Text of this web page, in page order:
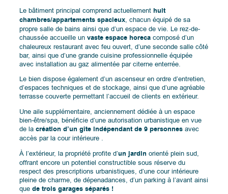
Le bâtiment principal comprend actuellement huit
chambres/appartements spacieux, chacun équipé de sa
propre salle de bains ainsi que d’un espace de vie. Le rez-de-
chaussée accueille unvaste espace horeca composé d’un
chaleureux restaurant avec feu ouvert, d’une seconde salle côté
bar, ainsi que d’une grande cuisine professionnelle équipée
avec installation au gaz alimentée par citerne enterrée.
Le bien dispose également d’un ascenseur en ordre d’entretien,
d’espaces techniques et de stockage, ainsi que d’une agréable
terrasse couverte permettant l’accueil de clients en extérieur.
Une aile supplémentaire, anciennement dédiée à un espace
bien-être/spa, bénéficie d’une autorisation urbanistique en vue
de lacréation d’un gîte indépendant de 9 personnes avec
accès par la cour intérieure .
À l’extérieur, la propriété profite d’un jardinorienté plein sud,
offrant encore un potentiel constructible sous réserve du
respect des prescriptions urbanistiques, d’une cour intérieure
pleine de charme, de dépenadances, d’un parking à l’avant ainsi
quede trois garages séparés !